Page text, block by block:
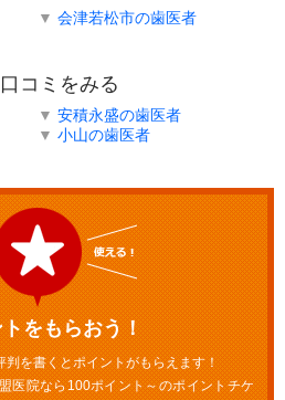
▼ 会津若松市の歯医者
コミをみる
▼ 安積永盛の歯医者
▼ 小山の歯医者
をもらおう！
判を書くとポイントがもらえます！
医院なら100ポイント～のポイントチケ